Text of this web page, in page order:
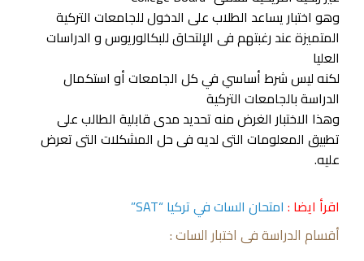
وهو اختبار يساعد الطلاب على الدخول للجامعات التركية
المتميزة عند رغبتهم فى الإلتحاق للبكالوريوس و الدراسات
العليا
لكنه ليس شرط أساسي في كل الجامعات أو استكمال
الدراسة بالجامعات التركية
وهذا الاختبار الغرض منه تحديد مدى قابلية الطالب على
تطبيق المعلومات التى لديه فى حل المشكلات التى تعرض
عليه.
اقرأ ايضا : امتحان السات في تركيا “SAT”
أقسام الدراسة فى اختبار السات :